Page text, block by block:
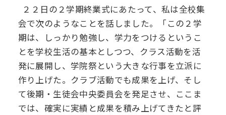
後援会
進路指導
進路実績
卒業生の声
生活指導
学習旅行
体験学習
学院祭特設ページ
生徒会・部活動
Web出願について
入試Q&A
学費軽減・助成制度
お問い合わせ
卒業生の方へ
各種証明書の発行
同窓会
デジタルパンフレット
資料請求
２２日の２学期終業式にあたって、私は全校集
会で次のようなことを話しました。「この２学
期は、しっかり勉強し、学力をつけるというこ
とを学校生活の基本としつつ、クラス活動を活
発に展開し、学院祭という大きな行事を立派に
作り上げた。クラブ活動でも成果を上げ、そし
て後期・生徒会中央委員会を発足させ、ここま
では、確実に実績と成果を積み上げてきたと評